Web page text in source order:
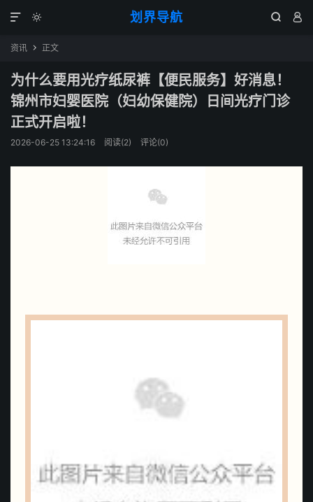
划界导航
  

资讯  正文
为什么要用光疗纸尿裤【便民服务】好消息！
锦州市妇婴医院（妇幼保健院）日间光疗门诊
正式开启啦！
2026-06-25 13:24:16 阅读(2) 评论(0)